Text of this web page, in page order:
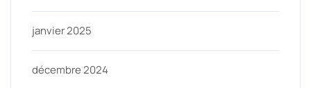
janvier 2025
décembre 2024